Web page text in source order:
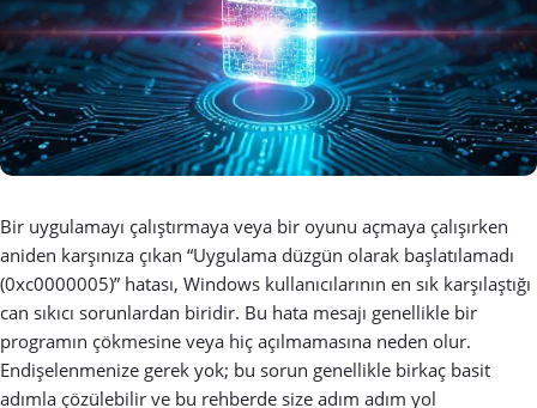
Bir uygulamayı çalıştırmaya veya bir oyunu açmaya çalışırken
aniden karşınıza çıkan “Uygulama düzgün olarak başlatılamadı
(0xc0000005)” hatası, Windows kullanıcılarının en sık karşılaştığı
can sıkıcı sorunlardan biridir. Bu hata mesajı genellikle bir
programın çökmesine veya hiç açılmamasına neden olur.
Endişelenmenize gerek yok; bu sorun genellikle birkaç basit
adımla çözülebilir ve bu rehberde size adım adım yol